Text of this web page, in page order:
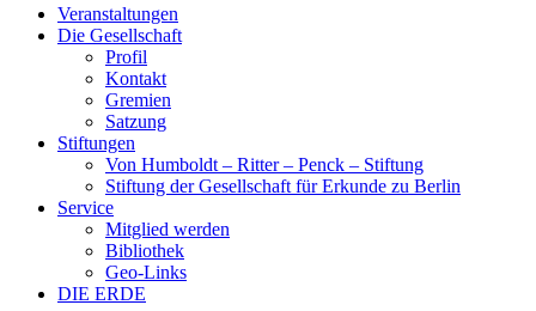
Veranstaltungen
Die Gesellschaft
Profil
Kontakt
Gremien
Satzung
Stiftungen
Von Humboldt – Ritter – Penck – Stiftung
Stiftung der Gesellschaft für Erkunde zu Berlin
Service
Mitglied werden
Bibliothek
Geo-Links
DIE ERDE